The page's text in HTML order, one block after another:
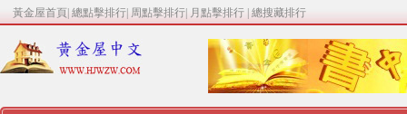
黃金屋首頁 總點擊排行 周點擊排行 月點擊排行 總搜藏排行